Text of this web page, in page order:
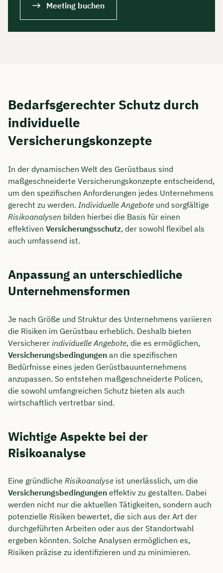
Meeting buchen
Bedarfsgerechter Schutz durch
individuelle
Versicherungskonzepte
In der dynamischen Welt des Gerüstbaus sind
maßgeschneiderte Versicherungskonzepte entscheidend,
um den spezifischen Anforderungen jedes Unternehmens
gerecht zu werden. Individuelle Angebote und sorgfältige
Risikoanalysen bilden hierbei die Basis für einen
effektiven Versicherungsschutz, der sowohl flexibel als
auch umfassend ist.
Anpassung an unterschiedliche
Unternehmensformen
Je nach Größe und Struktur des Unternehmens variieren
die Risiken im Gerüstbau erheblich. Deshalb bieten
Versicherer individuelle Angebote, die es ermöglichen,
Versicherungsbedingungen an die spezifischen
Bedürfnisse eines jeden Gerüstbauunternehmens
anzupassen. So entstehen maßgeschneiderte Policen,
die sowohl umfangreichen Schutz bieten als auch
wirtschaftlich vertretbar sind.
Wichtige Aspekte bei der
Risikoanalyse
Eine gründliche Risikoanalyse ist unerlässlich, um die
Versicherungsbedingungen effektiv zu gestalten. Dabei
werden nicht nur die aktuellen Tätigkeiten, sondern auch
potenzielle Risiken bewertet, die sich aus der Art der
durchgeführten Arbeiten oder aus der Standortwahl
ergeben könnten. Solche Analysen ermöglichen es,
Risiken präzise zu identifizieren und zu minimieren.